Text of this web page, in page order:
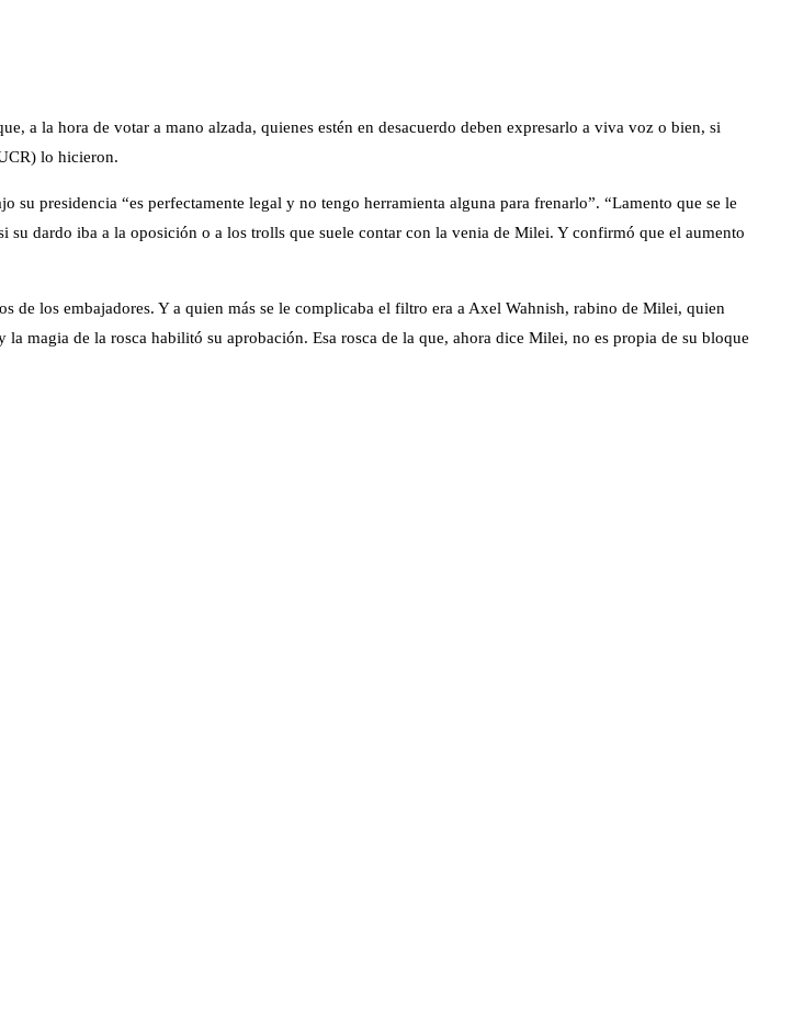
a la hora de votar a mano alzada, quienes estén en desacuerdo deben expresarlo a viva voz o bien, si
lo hicieron.
presidencia “es perfectamente legal y no tengo herramienta alguna para frenarlo”. “Lamento que se le
dardo iba a la oposición o a los trolls que suele contar con la venia de Milei. Y confirmó que el aumento
de los embajadores. Y a quien más se le complicaba el filtro era a Axel Wahnish, rabino de Milei, quien
magia de la rosca habilitó su aprobación. Esa rosca de la que, ahora dice Milei, no es propia de su bloque